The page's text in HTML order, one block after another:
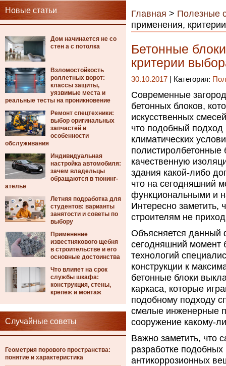
Новые статьи
Дом начинается не со
стен а с потолка
Взломостойкость
роллетных ворот:
классы защиты,
уязвимые места и
реальные тесты на проникновение
Ремонт спецтехники:
выбор оригинальных
запчастей и
особенности
обслуживания
Индивидуальная
настройка автомобиля:
зачем владельцы
обращаются в тюнинг-
ателье
Летняя подработка для
студентов: варианты
занятости и советы по
выбору
Применение
известнякового щебня
в строительстве и его
основные достоинства
Что влияет на срок
службы шкафа:
конструкция, стены,
крепеж и монтаж
Случайные советы
Геометрия порового пространства:
понятие и характеристика
Главная > Полезные
применения,
Бетонные
критерии
30.10.2017 | Категория:
Современные
бетонных блоков,
искусственных
что подобный подход
климатических
полистиролбетонные
качественную
здания какой-либо
что на сегодняшний
функциональными и
Интересно заметить,
строителям не
Объясняется данный
сегодняшний момент
технологий
конструкции к
бетонные блоки
каркаса, которые
подобному подходу
смелые инженерные
сооружение какому-
Важно заметить, что
разработке
антикоррозионных